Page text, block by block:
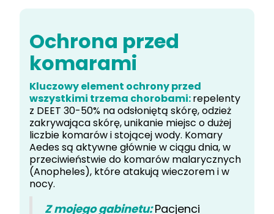
Ochrona przed
komarami
Kluczowy element ochrony przed
wszystkimi trzema chorobami:repelenty
z DEET 30-50% na odsłoniętą skórę, odzież
zakrywająca skórę, unikanie miejsc o dużej
liczbie komarów i stojącej wody. Komary
Aedes są aktywne głównie w ciągu dnia, w
przeciwieństwie do komarów malarycznych
(Anopheles), które atakują wieczorem i w
nocy.
Z mojego gabinetu:Pacjenci